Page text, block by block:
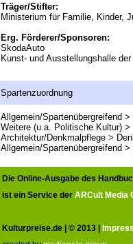
Träger/Stifter:
Ministerium für Familie, Kinder,
Erg. Förderer/Sponsoren:
SkodaAuto
Kunst- und Ausstellungshalle
Spartenzuordnung
Allgemein/Spartenübergreifend
Weitere (u.a. Politische Kultur)
Architektur/Denkmalpflege >
Allgemein/Spartenübergreifend
Die Online-Ausgabe des
ist ein Service der ARCult Media
Kulturpreise.de | © 2013 |